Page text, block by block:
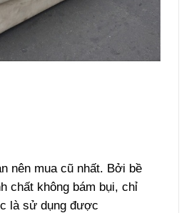
nên mua cũ nhất. Bởi bề
chất không bám bụi, chỉ
là sử dụng được